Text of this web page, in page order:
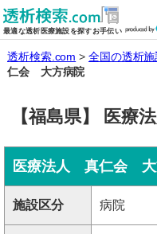
最適な透析医療施設を探すお手伝い
全国の
透析検索.com 全国の透析施
仁会 大方病院
【福島県】 医
医療法人 真仁会 大
施設区分 病院